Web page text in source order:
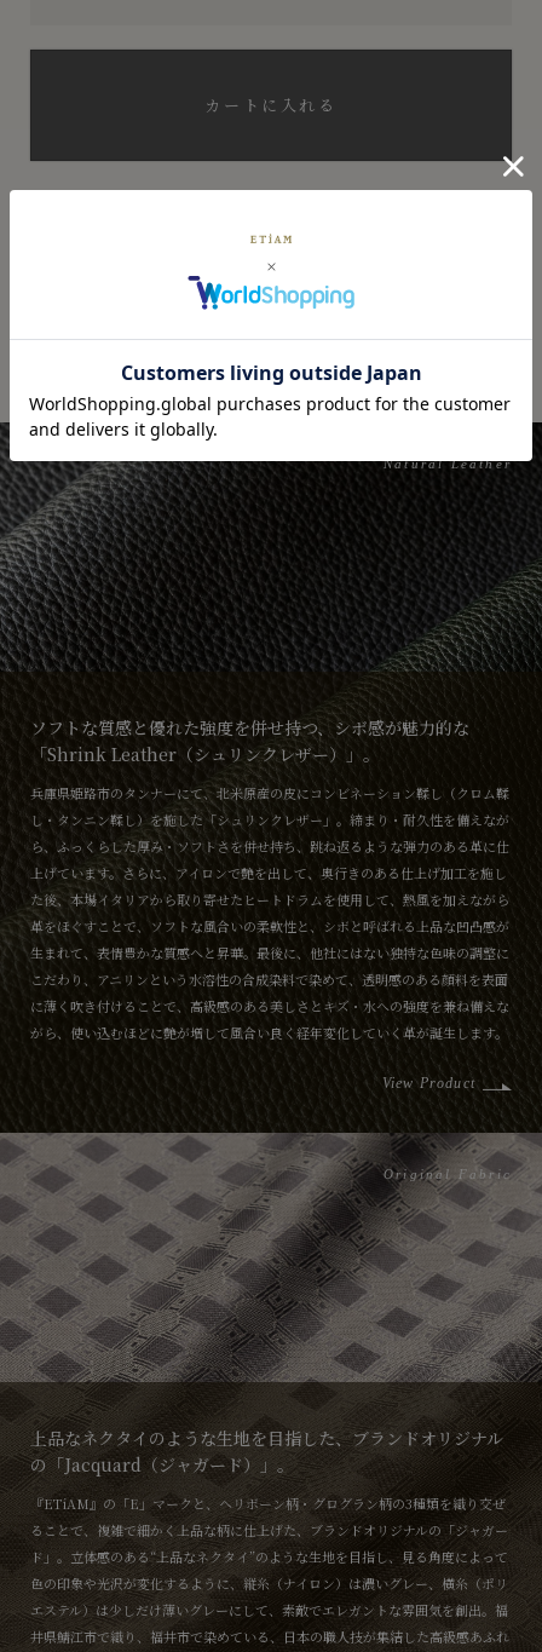
カートに入れる
Natural Leather
ソフトな質感と優れた強度を併せ持つ、シボ感が魅力的な
「Shrink Leather（シュリンクレザー）」。
兵庫県姫路市のタンナーにて、北米原産の皮にコンビネーション鞣し（クロム鞣
し・タンニン鞣し）を施した「シュリンクレザー」。締まり・耐久性を備えなが
ら、ふっくらした厚み・ソフトさを併せ持ち、跳ね返るような弾力のある革に仕
上げています。さらに、アイロンで艶を出して、奥行きのある仕上げ加工を施し
た後、本場イタリアから取り寄せたヒートドラムを使用して、熱風を加えながら
革をほぐすことで、ソフトな風合いの柔軟性と、シボと呼ばれる上品な凹凸感が
生まれて、表情豊かな質感へと昇華。最後に、他社にはない独特な色味の調整に
こだわり、アニリンという水溶性の合成染料で染めて、透明感のある顔料を表面
に薄く吹き付けることで、高級感のある美しさとキズ・水への強度を兼ね備えな
がら、使い込むほどに艶が増して風合い良く経年変化していく革が誕生します。
View Product
Original Fabric
上品なネクタイのような生地を目指した、ブランドオリジナル
の「Jacquard（ジャガード）」。
『ETiAM』の「E」マークと、ヘリボーン柄・グログラン柄の3種類を織り交ぜ
ることで、複雑で細かく上品な柄に仕上げた、ブランドオリジナルの「ジャガー
ド」。立体感のある“上品なネクタイ”のような生地を目指し、見る角度によって
色の印象や光沢が変化するように、縦糸（ナイロン）は濃いグレー、横糸（ポリ
エステル）は少しだけ薄いグレーにして、素敵でエレガントな雰囲気を創出。福
井県鯖江市で織り、福井市で染めている、日本の職人技が集結した高級感あふれ